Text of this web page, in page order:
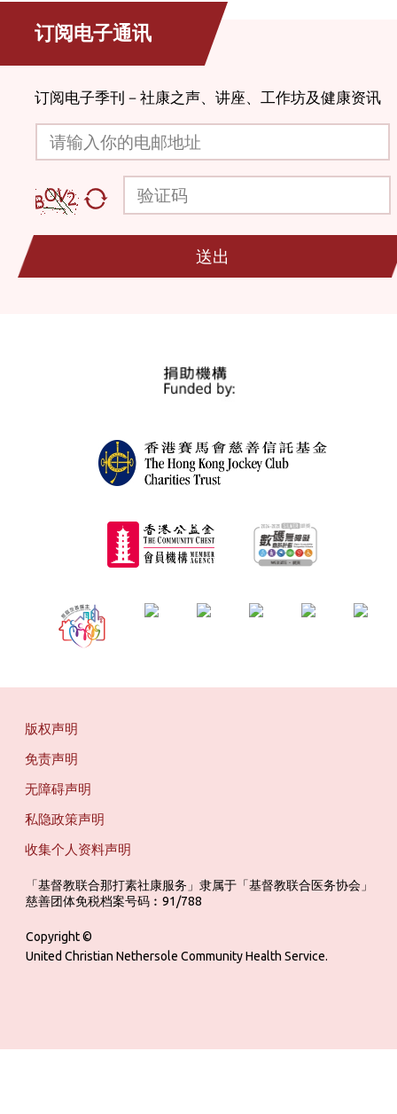
订阅电子通讯
订阅电子季刊－社康之声、讲座、工作坊及健康资讯
送出
版权声明
免责声明
无障碍声明
私隐政策声明
收集个人资料声明
「基督教联合那打素社康服务」隶属于「基督教联合医务协会」
慈善团体免税档案号码︰91/788
Copyright ©
United Christian Nethersole Community Health Service.